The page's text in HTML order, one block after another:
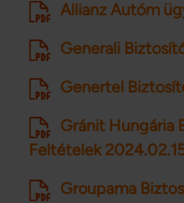
Allianz Autóm
Generali
Genertel
Gránit Hungária
Feltételek
Groupama